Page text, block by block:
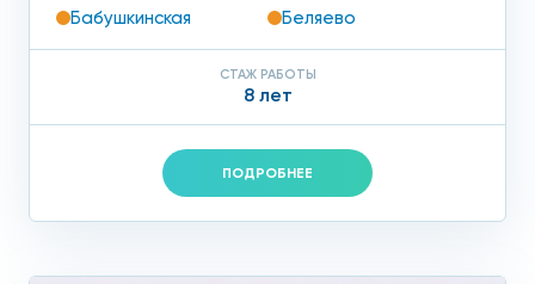
Бабушкинская
Беляево
СТАЖ РАБОТЫ
8 лет
ПОДРОБНЕЕ